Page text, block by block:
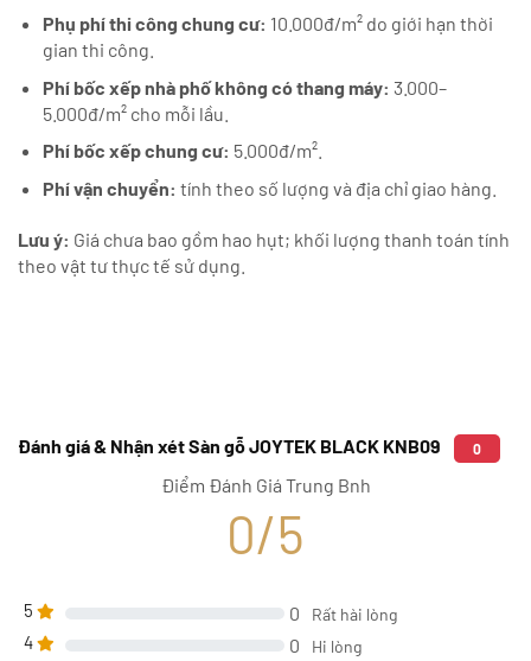
Phụ phí thi công chung cư: 10.000đ/m² do giới hạn thời
gian thi công.
Phí bốc xếp nhà phố không có thang máy: 3.000–
5.000đ/m² cho mỗi lầu.
Phí bốc xếp chung cư: 5.000đ/m².
Phí vận chuyển: tính theo số lượng và địa chỉ giao hàng.
Lưu ý: Giá chưa bao gồm hao hụt; khối lượng thanh toán tính
theo vật tư thực tế sử dụng.
Đánh giá & Nhận xét Sàn gỗ JOYTEK BLACK KNB09 0
Điểm Đánh Giá Trung Bnh
0/5
5 0 Rất hài lòng
4 0 Hi lòng